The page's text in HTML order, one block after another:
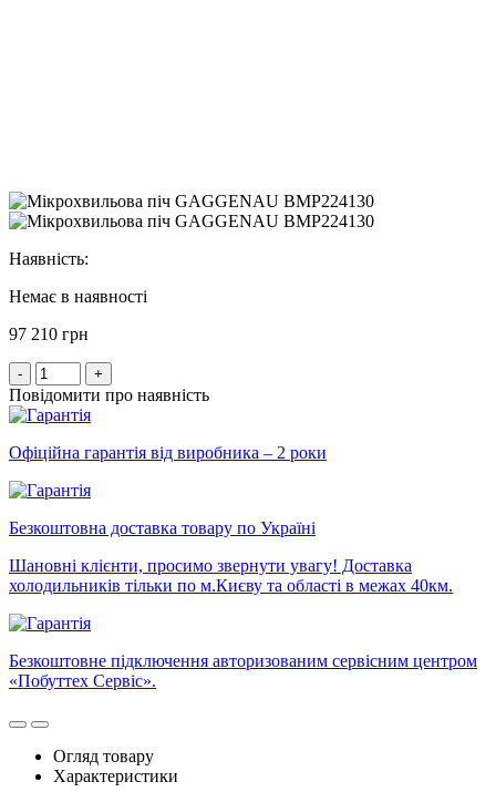
Наявність:
Немає в наявності
97 210 грн
- +
Повідомити про наявність
Офіційна гарантія від виробника – 2 роки
Безкоштовна доставка товару по Україні
Шановні клієнти, просимо звернути увагу! Доставка
холодильників тільки по м.Києву та області в межах 40км.
Безкоштовне підключення авторизованим сервісним центром
«Побуттех Сервіс».
Огляд товару
Характеристики